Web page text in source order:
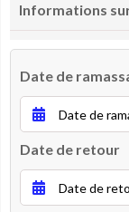
Informations
Date de
Date de retour